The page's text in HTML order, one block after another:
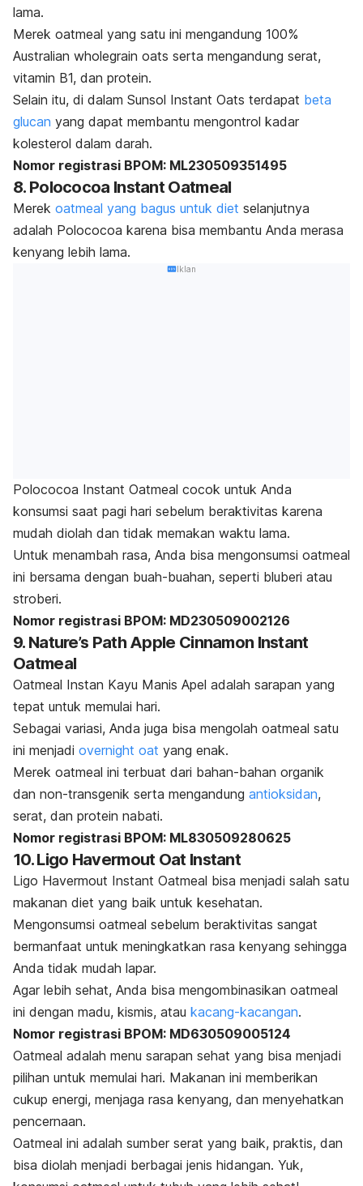
lama.
Merek oatmeal yang satu ini mengandung 100%
Australian wholegrain oats serta mengandung serat,
vitamin B1, dan protein.
Selain itu, di dalam Sunsol Instant Oats terdapat beta
glucan yang dapat membantu mengontrol kadar
kolesterol dalam darah.
Nomor registrasi BPOM: ML230509351495
8. Polococoa Instant Oatmeal
Merek oatmeal yang bagus untuk diet selanjutnya
adalah Polococoa karena bisa membantu Anda merasa
kenyang lebih lama.
Iklan
Polococoa Instant Oatmeal cocok untuk Anda
konsumsi saat pagi hari sebelum beraktivitas karena
mudah diolah dan tidak memakan waktu lama.
Untuk menambah rasa, Anda bisa mengonsumsi oatmeal
ini bersama dengan buah-buahan, seperti bluberi atau
stroberi.
Nomor registrasi BPOM: MD230509002126
9. Nature’s Path Apple Cinnamon Instant
Oatmeal
Oatmeal Instan Kayu Manis Apel adalah sarapan yang
tepat untuk memulai hari.
Sebagai variasi, Anda juga bisa mengolah oatmeal satu
ini menjadi overnight oat yang enak.
Merek oatmeal ini terbuat dari bahan-bahan organik
dan non-transgenik serta mengandung antioksidan,
serat, dan protein nabati.
Nomor registrasi BPOM: ML830509280625
10. Ligo Havermout Oat Instant
Ligo Havermout Instant Oatmeal bisa menjadi salah satu
makanan diet yang baik untuk kesehatan.
Mengonsumsi oatmeal sebelum beraktivitas sangat
bermanfaat untuk meningkatkan rasa kenyang sehingga
Anda tidak mudah lapar.
Agar lebih sehat, Anda bisa mengombinasikan oatmeal
ini dengan madu, kismis, atau kacang-kacangan.
Nomor registrasi BPOM: MD630509005124
Oatmeal adalah menu sarapan sehat yang bisa menjadi
pilihan untuk memulai hari. Makanan ini memberikan
cukup energi, menjaga rasa kenyang, dan menyehatkan
pencernaan.
Oatmeal ini adalah sumber serat yang baik, praktis, dan
bisa diolah menjadi berbagai jenis hidangan. Yuk,